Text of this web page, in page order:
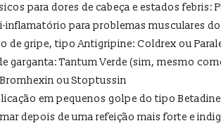
para dores de cabeça e estados febris:
inflamatório para problemas musculares
de gripe, tipo Antigripine: Coldrex ou
garganta: Tantum Verde (sim, mesmo
ou Stoptussin
em pequenos golpe do tipo
depois de uma refeição mais forte e